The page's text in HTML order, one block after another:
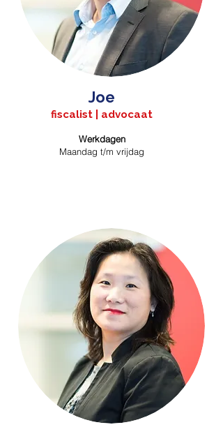
Joe
fiscalist | advocaat
Werkdagen
Maandag t/m vrijdag